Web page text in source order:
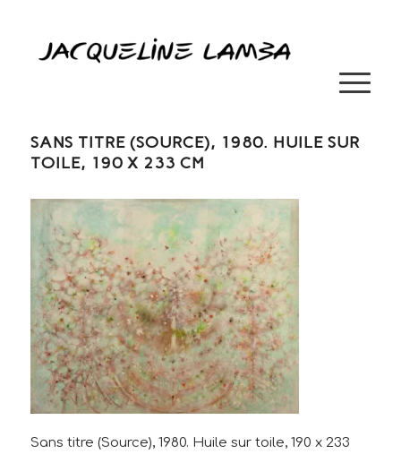
SANS TITRE (SOURCE), 1980. HUILE SUR
TOILE, 190 X 233 CM
Sans titre (Source), 1980. Huile sur toile, 190 x 233